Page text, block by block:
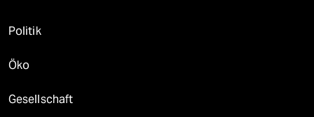
Politik
Öko
Gesellschaft